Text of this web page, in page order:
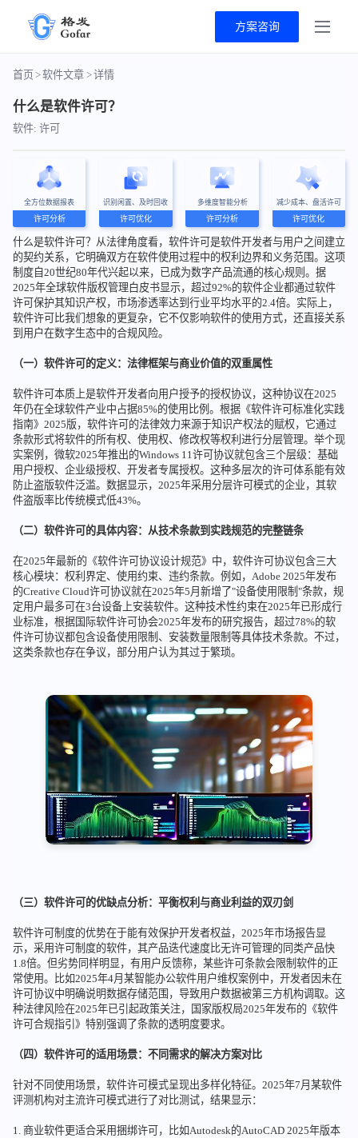
方案咨询
首页>软件文章 >详情
什么是软件许可？
软件: 许可
全方位数据报表
许可分析
识别闲置、及时回收
许可优化
多维度智能分析
许可分析
减少成本、盘活许可
许可优化
什么是软件许可？从法律角度看，软件许可是软件开发者与用户之间建立
的契约关系，它明确双方在软件使用过程中的权利边界和义务范围。这项
制度自20世纪80年代兴起以来，已成为数字产品流通的核心规则。据
2025年全球软件版权管理白皮书显示，超过92%的软件企业都通过软件
许可保护其知识产权，市场渗透率达到行业平均水平的2.4倍。实际上，
软件许可比我们想象的更复杂，它不仅影响软件的使用方式，还直接关系
到用户在数字生态中的合规风险。
（一）软件许可的定义：法律框架与商业价值的双重属性
软件许可本质上是软件开发者向用户授予的授权协议，这种协议在2025
年仍在全球软件产业中占据85%的使用比例。根据《软件许可标准化实践
指南》2025版，软件许可的法律效力来源于知识产权法的赋权，它通过
条款形式将软件的所有权、使用权、修改权等权利进行分层管理。举个现
实案例，微软2025年推出的Windows 11许可协议就包含三个层级：基础
用户授权、企业级授权、开发者专属授权。这种多层次的许可体系能有效
防止盗版软件泛滥。数据显示，2025年采用分层许可模式的企业，其软
件盗版率比传统模式低43%。
（二）软件许可的具体内容：从技术条款到实践规范的完整链条
在2025年最新的《软件许可协议设计规范》中，软件许可协议包含三大
核心模块：权利界定、使用约束、违约条款。例如，Adobe 2025年发布
的Creative Cloud许可协议就在2025年5月新增了"设备使用限制"条款，规
定用户最多可在3台设备上安装软件。这种技术性约束在2025年已形成行
业标准，根据国际软件许可协会2025年发布的研究报告，超过78%的软
件许可协议都包含设备使用限制、安装数量限制等具体技术条款。不过，
这类条款也存在争议，部分用户认为其过于繁琐。
（三）软件许可的优缺点分析：平衡权利与商业利益的双刃剑
软件许可制度的优势在于能有效保护开发者权益，2025年市场报告显
示，采用许可制度的软件，其产品迭代速度比无许可管理的同类产品快
1.8倍。但劣势同样明显，有用户反馈称，某些许可条款会限制软件的正
常使用。比如2025年4月某智能办公软件用户维权案例中，开发者因未在
许可协议中明确说明数据存储范围，导致用户数据被第三方机构调取。这
种法律风险在2025年已引起政策关注，国家版权局2025年发布的《软件
许可合规指引》特别强调了条款的透明度要求。
（四）软件许可的适用场景：不同需求的解决方案对比
针对不同使用场景，软件许可模式呈现出多样化特征。2025年7月某软件
评测机构对主流许可模式进行了对比测试，结果显示：
1. 商业软件更适合采用捆绑许可，比如Autodesk的AutoCAD 2025年版本